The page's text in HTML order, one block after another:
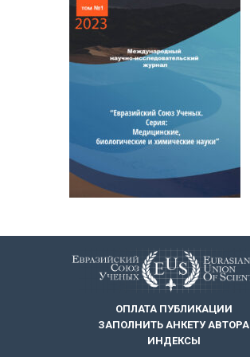
ОПЛАТА ПУБЛИКАЦИИ
ЗАПОЛНИТЬ АНКЕТУ АВТОРА
ИНДЕКСЫ